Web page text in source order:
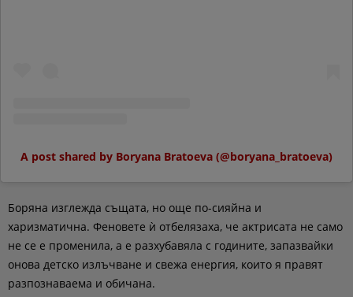
A post shared by Boryana Bratoeva (@boryana_bratoeva)
Боряна изглежда същата, но още по-сияйна и
харизматична. Феновете ѝ отбелязаха, че актрисата не само
не се е променила, а е разхубавяла с годините, запазвайки
онова детско излъчване и свежа енергия, които я правят
разпознаваема и обичана.